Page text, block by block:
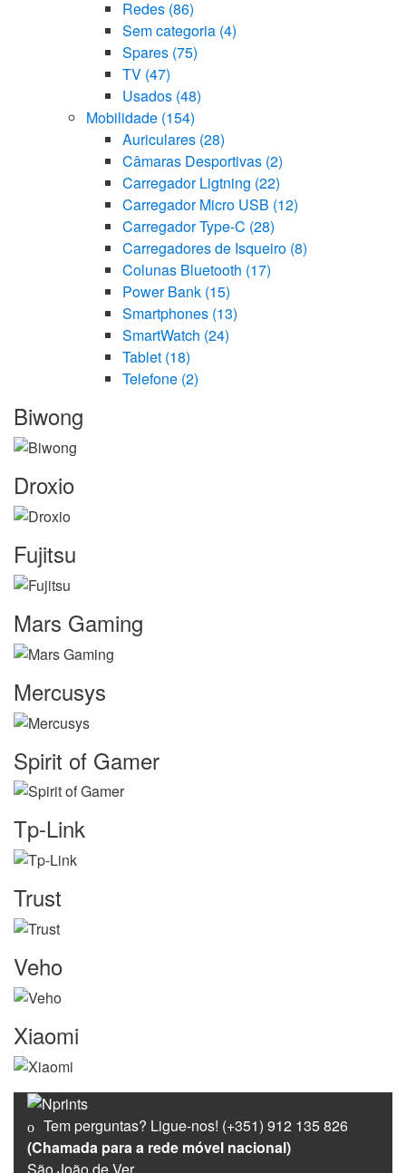
Redes (86)
Sem categoria (4)
Spares (75)
TV (47)
Usados (48)
Mobilidade (154)
Auriculares (28)
Câmaras Desportivas (2)
Carregador Ligtning (22)
Carregador Micro USB (12)
Carregador Type-C (28)
Carregadores de Isqueiro (8)
Colunas Bluetooth (17)
Power Bank (15)
Smartphones (13)
SmartWatch (24)
Tablet (18)
Telefone (2)
Marcas
Carrossel
Biwong
Droxio
Fujitsu
Mars Gaming
Mercusys
Spirit of Gamer
Tp-Link
Trust
Veho
Xiaomi
Tem perguntas? Ligue-nos! (+351) 912 135 826
(Chamada para a rede móvel nacional)